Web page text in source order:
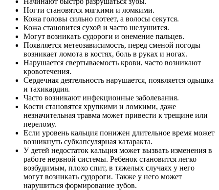
Ногти становятся мягкими и ломкими.
Кожа головы сильно потеет, а волосы секутся.
Кожа становится сухой и часто шелушится.
Могут возникать судороги и онемение пальцев.
Появляется метеозависимость, перед сменой погоды
возникает ломота в костях, боль в руках и ногах.
Нарушается свертываемость крови, часто возникают
кровотечения.
Сердечная деятельность нарушается, появляется одышка
и тахикардия.
Часто возникают инфекционные заболевания.
Кости становятся хрупкими и ломкими, даже
незначительная травма может привести к трещине или
перелому.
Если уровень кальция понижен длительное время может
возникнуть субкапсулярная катаракта.
У детей недостаток кальция может вызвать изменения в
работе нервной системы. Ребенок становится легко
возбудимым, плохо спит, в тяжелых случаях у него
могут возникать судороги. Также у него может
нарушиться формирование зубов.